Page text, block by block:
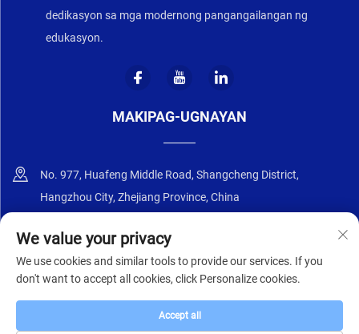
dedikasyon sa mga modernong pangangailangan ng
edukasyon.
MAKIPAG-UGNAYAN
No. 977, Huafeng Middle Road, Shangcheng District,
Hangzhou City, Zhejiang Province, China
+86-18668589258
[email protected]
Copyright © 2025 ng Zhejiang Zhongyi Furniture Co., Ltd.
We value your privacy
We use cookies and similar tools to provide our services. If you
don't want to accept all cookies, click Personalize cookies.
Accept all